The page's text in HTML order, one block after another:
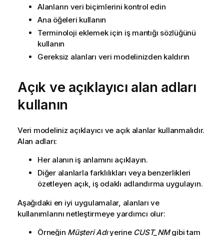
Alanların veri biçimlerini kontrol edin
Ana öğeleri kullanın
Terminoloji eklemek için iş mantığı sözlüğünü
kullanın
Gereksiz alanları veri modelinizden kaldırın
Açık ve açıklayıcı alan adları
kullanın
Veri modeliniz açıklayıcı ve açık alanlar kullanmalıdır.
Alan adları:
Her alanın iş anlamını açıklayın.
Diğer alanlarla farklılıkları veya benzerlikleri
özetleyen açık, iş odaklı adlandırma uygulayın.
Aşağıdaki en iyi uygulamalar, alanları ve
kullanımlarını netleştirmeye yardımcı olur:
Örneğin Müşteri Adıyerine CUST_NMgibi tam